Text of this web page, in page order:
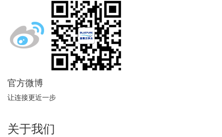
官方微博
让连接更近一步
关于我们